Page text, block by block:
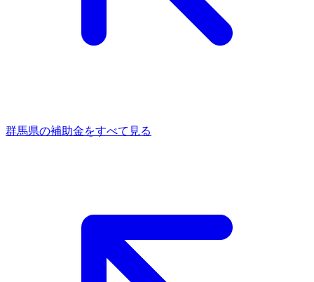
群馬県の補助金をすべて見る